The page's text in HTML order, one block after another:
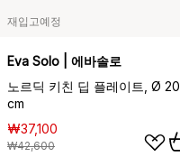
재입고예정
Eva Solo | 에바솔로
노르딕 키친 딥 플레이트, Ø 20
cm
₩37,100
₩42,600